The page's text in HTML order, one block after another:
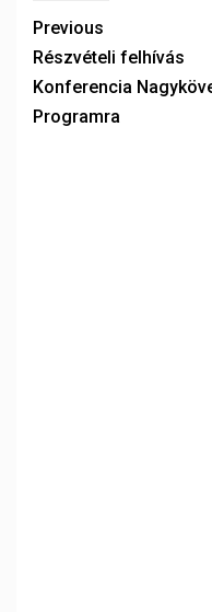
Previous
Részvételi felhívás
Konferencia
Programra